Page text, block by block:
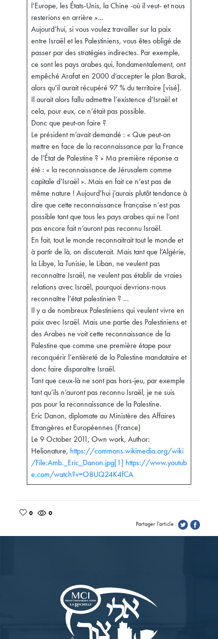
l’Europe, les États-Unis, la Chine -où il veut- et nous
resterions en arrière »…
Aujourd’hui, si vous voulez travailler sur la paix
entre Israël et les Palestiniens, vous êtes obligé de
passer par des stratégies indirectes. Par exemple,
ce sont les pays arabes qui, fondamentalement, ont
empêché Arafat en 2000 d’accepter le plan Barak,
alors qu’il aurait récupéré 97 % du territoire [visé].
Il aurait alors fallu admettre l’existence d’Israël et
cela, pour eux, ce n’était pas possible.
Donc que peut-on faire ?
Le président m’avait demandé : « Que peut-on
mettre en face de la reconnaissance par la France
de l’État de Palestine ? » Ma première réponse a
été : « la reconnaissance de Jérusalem comme
capitale d’Israël ». Mais en fait ce n’est pas de
même nature ! Aujourd’hui j’aurais plutôt tendance à
dire que cette reconnaissance française n’est pas
possible tant que tous les pays arabes qui ne l’ont
pas encore fait n’auront pas reconnu Israël.
En fait, tout le monde reconnaitrait tout le monde et
à partir de là, on discuterait. Mais tant que l’Algérie,
la Libye, la Tunisie, le Liban, ne veulent pas
reconnaître Israël, ne veulent pas établir de vraies
relations avec Israël, pourquoi devrions-nous
reconnaître l’état palestinien ? …
Il y a de nombreux Palestiniens qui veulent vivre en
paix avec Israël. Mais une partie des Palestiniens et
des Arabes ne voit cette reconnaissance de la
Palestine que comme une première étape pour
reconquérir l’entièreté de la Palestine mandataire et
donc faire disparaître Israël.
Tant que ceux-là ne sont pas hors-jeu, par exemple
tant qu’ils n’auront pas reconnu Israël, je ne suis
pas pour la reconnaissance de la Palestine.
Eric Danon, diplomate au Ministère des Affaires
Etrangères et Européennes (France)
Le 9 October 2011, Own work, Author:
Helionature, https://commons.wikimedia.org/wiki
/File:Amb._Eric_Danon.jpg[1] https://www.youtub
e.com/watch?v=O8UQ24K4fCA
0
0
Partager l'article :